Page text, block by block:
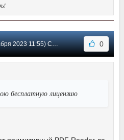
11:55) Сообщение #13 0
бесплатную лицензию